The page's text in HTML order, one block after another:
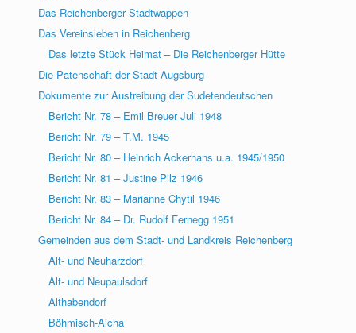
Das Reichenberger Stadtwappen
Das Vereinsleben in Reichenberg
Das letzte Stück Heimat – Die Reichenberger Hütte
Die Patenschaft der Stadt Augsburg
Dokumente zur Austreibung der Sudetendeutschen
Bericht Nr. 78 – Emil Breuer Juli 1948
Bericht Nr. 79 – T.M. 1945
Bericht Nr. 80 – Heinrich Ackerhans u.a. 1945/1950
Bericht Nr. 81 – Justine Pilz 1946
Bericht Nr. 83 – Marianne Chytil 1946
Bericht Nr. 84 – Dr. Rudolf Fernegg 1951
Gemeinden aus dem Stadt- und Landkreis Reichenberg
Alt- und Neuharzdorf
Alt- und Neupaulsdorf
Althabendorf
Böhmisch-Aicha